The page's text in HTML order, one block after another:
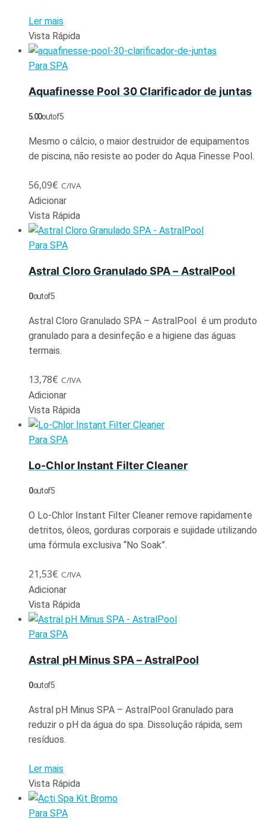
Ler mais
Vista Rápida
Para SPA
Aquafinesse Pool 30 Clarificador de juntas
5.00out of 5
Mesmo o cálcio, o maior destruidor de equipamentos
de piscina, não resiste ao poder do Aqua Finesse Pool.
56,09€ C/IVA
Adicionar
Vista Rápida
Para SPA
Astral Cloro Granulado SPA – AstralPool
0out of 5
Astral Cloro Granulado SPA – AstralPool é um produto
granulado para a desinfeção e a higiene das águas
termais.
13,78€ C/IVA
Adicionar
Vista Rápida
Para SPA
Lo-Chlor Instant Filter Cleaner
0out of 5
O Lo-Chlor Instant Filter Cleaner remove rapidamente
detritos, óleos, gorduras corporais e sujidade utilizando
uma fórmula exclusiva “No Soak”.
21,53€ C/IVA
Adicionar
Vista Rápida
Para SPA
Astral pH Minus SPA – AstralPool
0out of 5
Astral pH Minus SPA – AstralPool Granulado para
reduzir o pH da água do spa. Dissolução rápida, sem
resíduos.
Ler mais
Vista Rápida
Para SPA